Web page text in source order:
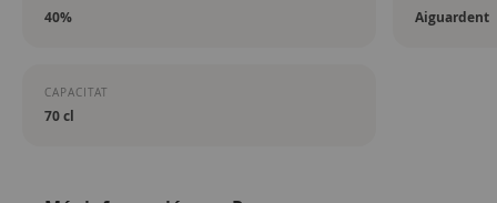
40% Aiguardent
CAPACITAT
70 cl